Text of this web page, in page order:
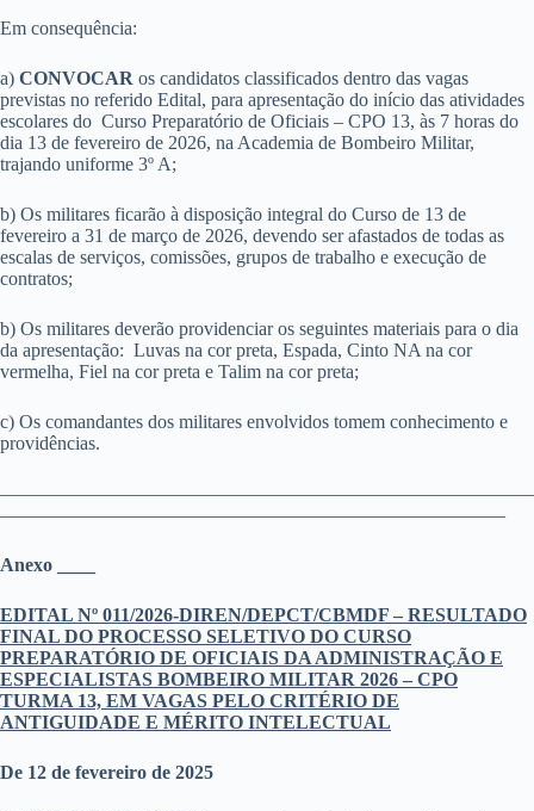
Em consequência:
a) CONVOCAR os candidatos classificados dentro das vagas
previstas no referido Edital, para apresentação do início das atividades
escolares do Curso Preparatório de Oficiais – CPO 13, às 7 horas do
dia 13 de fevereiro de 2026, na Academia de Bombeiro Militar,
trajando uniforme 3º A;
b) Os militares ficarão à disposição integral do Curso de 13 de
fevereiro a 31 de março de 2026, devendo ser afastados de todas as
escalas de serviços, comissões, grupos de trabalho e execução de
contratos;
b) Os militares deverão providenciar os seguintes materiais para o dia
da apresentação: Luvas na cor preta, Espada, Cinto NA na cor
vermelha, Fiel na cor preta e Talim na cor preta;
c) Os comandantes dos militares envolvidos tomem conhecimento e
providências.
————————————————————————————
——————————————————————————–
Anexo ____
EDITAL Nº 011/2026-DIREN/DEPCT/CBMDF – RESULTADO
FINAL DO PROCESSO SELETIVO DO CURSO
PREPARATÓRIO DE OFICIAIS DA ADMINISTRAÇÃO E
ESPECIALISTAS BOMBEIRO MILITAR 2026 – CPO
TURMA 13, EM VAGAS PELO CRITÉRIO DE
ANTIGUIDADE E MÉRITO INTELECTUAL
De 12 de fevereiro de 2025